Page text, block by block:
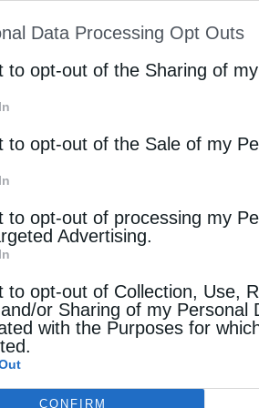
of Downstream Participants
parties.
Data Processing Opt Outs
to opt-out of the Sharing of
to opt-out of the Sale of my
to opt-out of processing my
Advertising.
to opt-out of Collection, Use,
or Sharing of my Personal
with the Purposes for
CONFIRM
να είναι έτοιμη και
τον Αρχιμ. Σάββα
ηγουμενικό θρόνο και
πέρας της ιεράς τελετής
ΕΔΈΣΣΗΣ ΜΟΝΑΧΉ ΝΈΑΣ